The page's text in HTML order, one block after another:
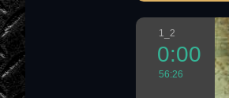
1_2
0:00
56:26